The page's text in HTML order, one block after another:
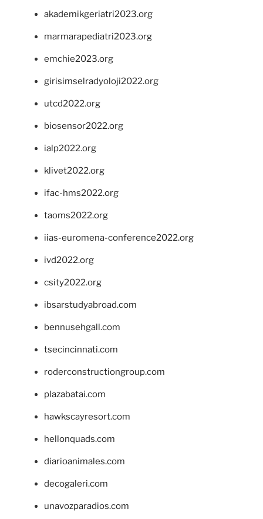
akademikgeriatri2023.org
marmarapediatri2023.org
emchie2023.org
girisimselradyoloji2022.org
utcd2022.org
biosensor2022.org
ialp2022.org
klivet2022.org
ifac-hms2022.org
taoms2022.org
iias-euromena-conference2022.org
ivd2022.org
csity2022.org
ibsarstudyabroad.com
bennusehgall.com
tsecincinnati.com
roderconstructiongroup.com
plazabatai.com
hawkscayresort.com
hellonquads.com
diarioanimales.com
decogaleri.com
unavozparadios.com